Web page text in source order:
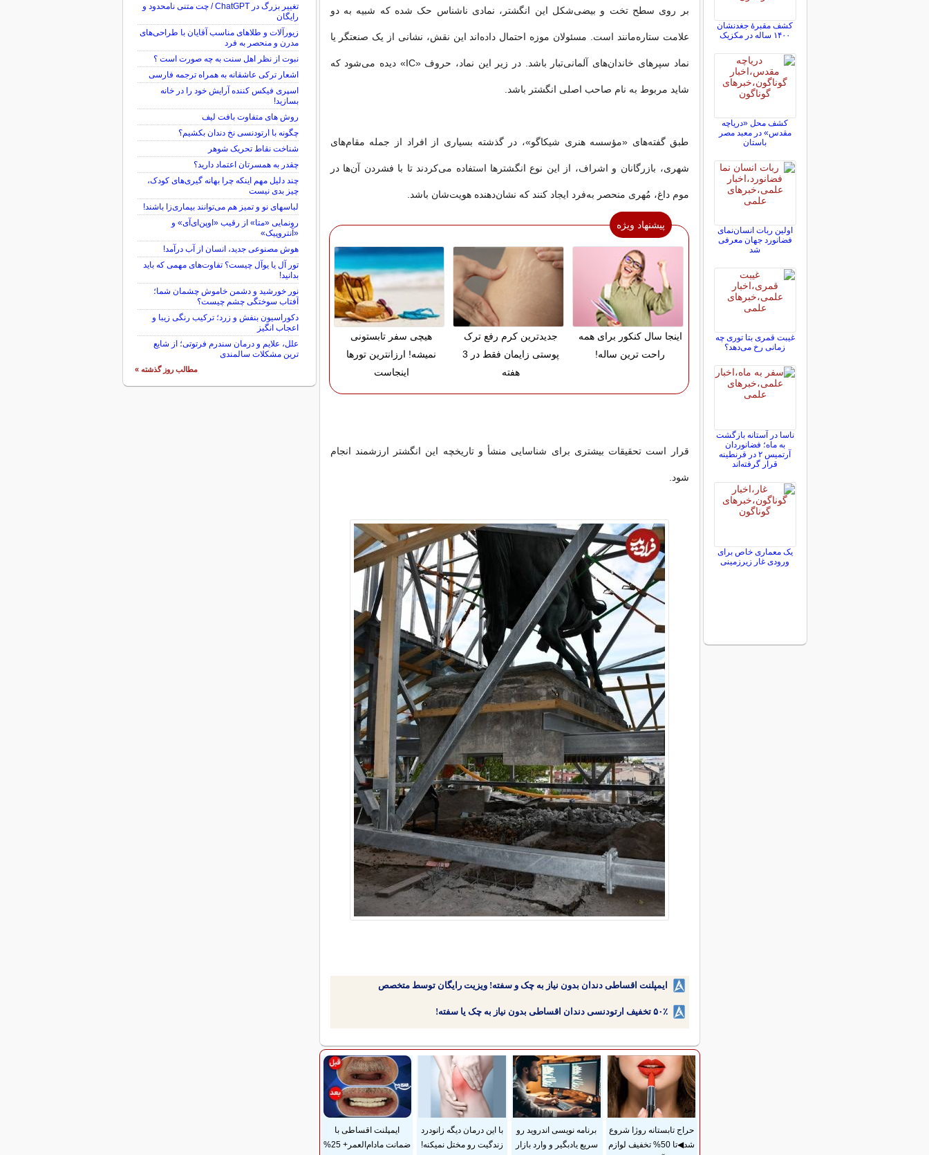
بر روی سطح تخت و بیضی‌شکل این انگشتر، نمادی ناشناس حک شده که شبیه به دو
علامت ستاره‌مانند است. مسئولان موزه احتمال داده‌اند این نقش، نشانی از یک صنعتگر یا
نماد سپرهای خاندان‌های آلمانی‌تبار باشد. در زیر این نماد، حروف «IC» دیده می‌شود که
شاید مربوط به نام صاحب اصلی انگشتر باشد.
طبق گفته‌های «مؤسسه هنری شیکاگو»، در گذشته بسیاری از افراد از جمله مقام‌های
شهری، بازرگانان و اشراف، از این نوع انگشترها استفاده می‌کردند تا با فشردن آن‌ها در
موم داغ، مُهری منحصر به‌فرد ایجاد کنند که نشان‌دهنده هویت‌شان باشد.
پیشنهاد ویژه
اینجا سال کنکور برای همه
راحت ترین ساله!
جدیدترین کرم رفع ترک
پوستی زایمان فقط در 3
هفته
هیچی سفر تابستونی
نمیشه! ارزانترین تورها
اینجاست
قرار است تحقیقات بیشتری برای شناسایی منشأ و تاریخچه این انگشتر ارزشمند انجام
شود.
ایمپلنت اقساطی دندان بدون نیاز به چک و سفته! ویزیت رایگان توسط متخصص
۵۰٪ تخفیف ارتودنسی دندان اقساطی بدون نیاز به چک یا سفته!
حراج تابستانه روژا شروع
شد◀تا 50% تخفیف لوازم
برنامه نویسی اندروید رو
سریع یادبگیر و وارد بازار
با این درمان دیگه زانودرد
زندگیت رو مختل نمیکنه!
ایمپلنت اقساطی با
ضمانت مادام‌العمر+ 25%
کشف مقبرۀ جغدنشان
۱۴۰۰ ساله در مکزیک
کشف محل «دریاچه
مقدس» در معبد مصر
باستان
اولین ربات انسان‌نمای
فضانورد جهان معرفی
شد
غیبت قمری بتا توری چه
زمانی رخ می‌دهد؟
ناسا در آستانه بازگشت
به ماه؛ فضانوردان
آرتمیس ۲ در قرنطینه
قرار گرفته‌اند
یک معماری خاص برای
ورودی غار زیرزمینی
تغییر بزرگ در ChatGPT / چت متنی نامحدود و
رایگان
زیورآلات و طلاهای مناسب آقایان با طراحی‌های
مدرن و منحصر به فرد
نبوت از نظر اهل سنت به چه صورت است ؟
اشعار ترکی عاشقانه به همراه ترجمه فارسی
اسپری فیکس کننده آرایش خود را در خانه
بسازید!
روش های متفاوت بافت لیف
چگونه با ارتودنسی نخ دندان بکشیم؟
شناخت نقاط تحریک شوهر
چقدر به همسرتان اعتماد دارید؟
چند دلیل مهم اینکه چرا بهانه گیری‌های کودک،
چیز بدی نیست
لباس‎های نو و تمیز هم می‌توانند بیماری‌زا باشند!
رونمایی «متا» از رقیب «اوپن‌ای‌آی» و
«آنتروپیک»
هوش مصنوعی جدید، انسان از آب درآمد!
تور آل یا یوآل چیست؟ تفاوت‌های مهمی که باید
بدانید!
نور خورشید و دشمن خاموش چشمان شما؛
آفتاب سوختگی چشم چیست؟
دکوراسیون بنفش و زرد؛ ترکیب رنگی زیبا و
اعجاب انگیز
علل، علایم و درمان سندرم فرتوتی؛ از شایع
ترین مشکلات سالمندی
مطالب روز گذشته »